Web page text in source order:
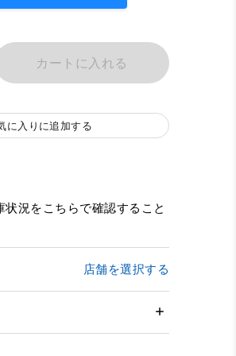
カートに入れる
に入りに追加する
況をこちらで確認すること
店舗を選択する